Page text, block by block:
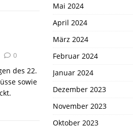
0
des 22.
sowie
Mai 2024
April 2024
März 2024
Februar 2024
Januar 2024
Dezember 2023
November 2023
Oktober 2023